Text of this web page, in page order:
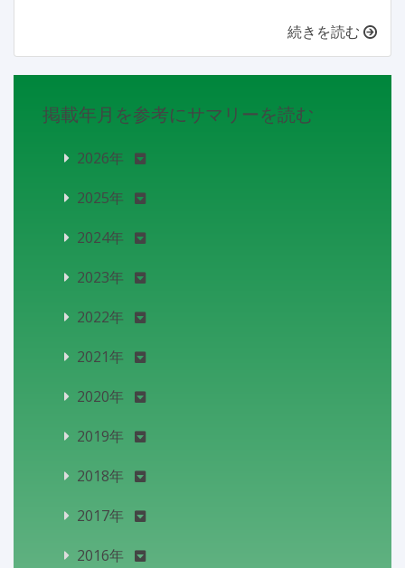
続きを読む
掲載年月を参考にサマリーを読む
2026年
2025年
2024年
2023年
2022年
2021年
2020年
2019年
2018年
2017年
2016年